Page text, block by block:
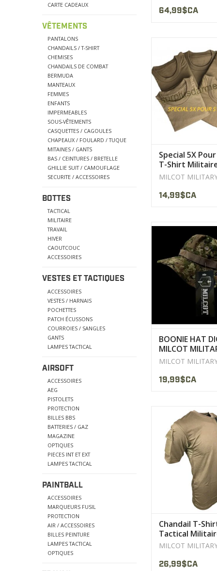
CARTE CADEAUX
VÊTEMENTS
PANTALONS
CHANDAILS / T-SHIRT
CHEMISES
CHANDAILS DE COMBAT
BERMUDA
MANTEAUX
FEMMES
ENFANTS
IMPERMEABLES
SOUS-VÊTEMENTS
CASQUETTES / CAGOULES
CHAPEAUX / FOULARD / TUQUE
MITAINES / GANTS
BAS / CEINTURES / BRETELLE
GHILLIE SUIT / CAMOUFLAGE
SECURITE / ACCESSOIRES
BOTTES
TACTICAL
MILITAIRE
TRAVAIL
HIVER
CAOUTCOUC
ACCESSOIRES
VESTES ET TACTIQUES
ACCESSOIRES
VESTES / HARNAIS
POCHETTES
PATCH ÉCUSSONS
COURROIES / SANGLES
GANTS
LAMPES TACTICAL
AIRSOFT
ACCESSOIRES
AEG
PISTOLETS
PROTECTION
BILLES BBS
BATTERIES / GAZ
MAGAZINE
OPTIQUES
PIECES INT ET EXT
LAMPES TACTICAL
PAINTBALL
ACCESSOIRES
MARQUEURS FUSIL
PROTECTION
AIR / ACCESSOIRES
BILLES PEINTURE
LAMPES TACTICAL
OPTIQUES
64,99$CA
inutilisé ou Légère
AFFICHER LE
Special 5X
T-Shirt
Coyote
MILCOT
14,99$CA
Matériau Rip-Stop
40%
Fil de couture
Couleur Digi-
AFFICHER LE
BOONIE HAT
MILCOT
MILCOT
19,99$CA
Coutures
50% coton 50%
Fil de couture
nylon
AFFICHER LE
Chandail T-
Tactical
Coyote Milcot
MILCOT
26,99$CA